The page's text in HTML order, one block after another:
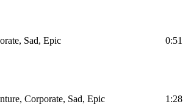
Sad, Epic 0:51
Corporate, Sad, Epic 1:28